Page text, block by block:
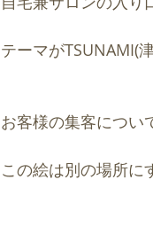
テーマがTSUNAMI(
お客様の集客につい
この絵は別の場所に